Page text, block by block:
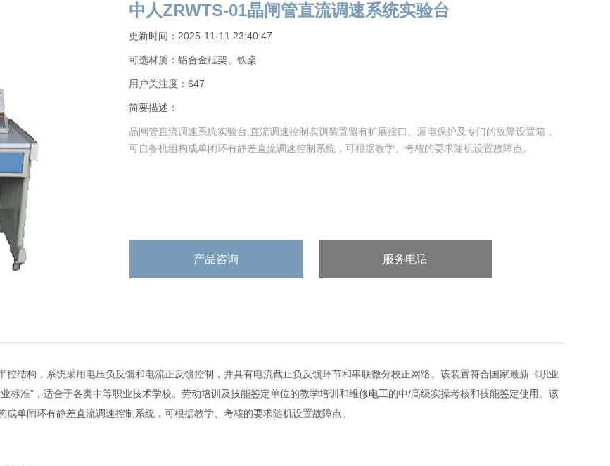
中人ZRWTS-01晶闸管直流调速系统实验台
更新时间：2025-11-11 23:40:47
可选材质：铝合金框架、铁桌
用户关注度： 647
简要描述：
晶闸管直流调速系统实验台,直流调速控制实训装置留有扩展接口、漏电保护及专门的故障设置箱，
可自备机组构成单闭环有静差直流调速控制系统，可根据教学、考核的要求随机设置故障点。
产品咨询 服务电话
结构，系统采用电压负反馈和电流正反馈控制，并具有电流截止负反馈环节和串联微分校正网络。该装置符合国家最新《职业
标准”，适合于各类中等职业技术学校。劳动培训及技能鉴定单位的教学培训和维修电工的中/高级实操考核和技能鉴定使用。该
单闭环有静差直流调速控制系统，可根据教学、考核的要求随机设置故障点。